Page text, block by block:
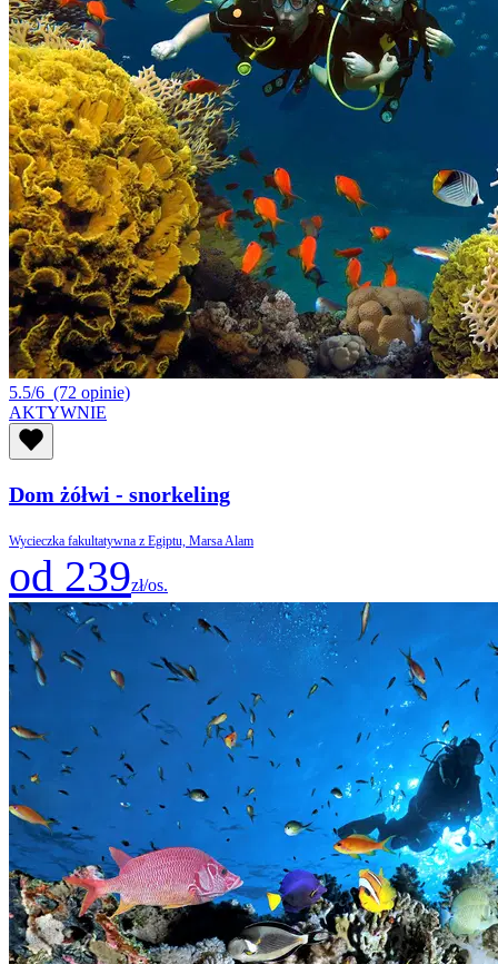
5.5/6 (72 opinie)
AKTYWNIE
Dom żółwi - snorkeling
Wycieczka fakultatywna z Egiptu, Marsa Alam
od 239zł/os.